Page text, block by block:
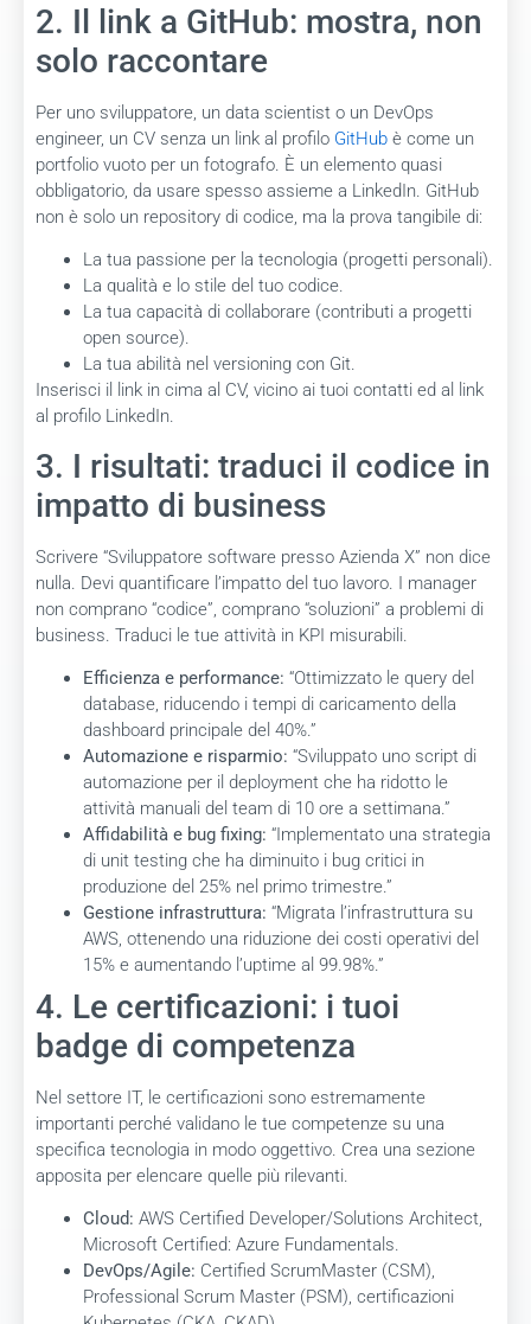
2. Il link a GitHub: mostra, non
solo raccontare
Per uno sviluppatore, un data scientist o un DevOps
engineer, un CV senza un link al profilo GitHub è come un
portfolio vuoto per un fotografo. È un elemento quasi
obbligatorio, da usare spesso assieme a LinkedIn. GitHub
non è solo un repository di codice, ma la prova tangibile di:
La tua passione per la tecnologia (progetti personali).
La qualità e lo stile del tuo codice.
La tua capacità di collaborare (contributi a progetti
open source).
La tua abilità nel versioning con Git.
Inserisci il link in cima al CV, vicino ai tuoi contatti ed al link
al profilo LinkedIn.
3. I risultati: traduci il codice in
impatto di business
Scrivere “Sviluppatore software presso Azienda X” non dice
nulla. Devi quantificare l’impatto del tuo lavoro. I manager
non comprano “codice”, comprano “soluzioni” a problemi di
business. Traduci le tue attività in KPI misurabili.
Efficienza e performance: “Ottimizzato le query del
database, riducendo i tempi di caricamento della
dashboard principale del 40%.”
Automazione e risparmio: “Sviluppato uno script di
automazione per il deployment che ha ridotto le
attività manuali del team di 10 ore a settimana.”
Affidabilità e bug fixing: “Implementato una strategia
di unit testing che ha diminuito i bug critici in
produzione del 25% nel primo trimestre.”
Gestione infrastruttura: “Migrata l’infrastruttura su
AWS, ottenendo una riduzione dei costi operativi del
15% e aumentando l’uptime al 99.98%.”
4. Le certificazioni: i tuoi
badge di competenza
Nel settore IT, le certificazioni sono estremamente
importanti perché validano le tue competenze su una
specifica tecnologia in modo oggettivo. Crea una sezione
apposita per elencare quelle più rilevanti.
Cloud: AWS Certified Developer/Solutions Architect,
Microsoft Certified: Azure Fundamentals.
DevOps/Agile: Certified ScrumMaster (CSM),
Professional Scrum Master (PSM), certificazioni